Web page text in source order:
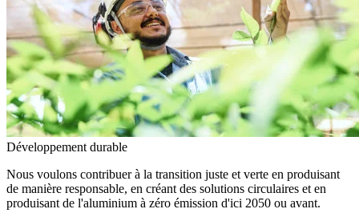
Développement durable
Nous voulons contribuer à la transition juste et verte en produisant
de manière responsable, en créant des solutions circulaires et en
produisant de l'aluminium à zéro émission d'ici 2050 ou avant.